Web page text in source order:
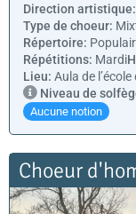
Direction artistique:
Type de choeur:
Répertoire:
Répétitions: Mardi
Lieu: Aula de
Niveau de
Aucune notion
Choeur